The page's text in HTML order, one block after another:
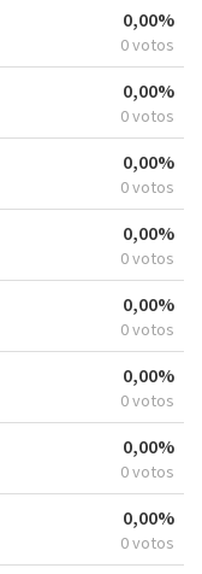
0,00%
0 votos
0,00%
0 votos
0,00%
0 votos
0,00%
0 votos
0,00%
0 votos
0,00%
0 votos
0,00%
0 votos
0,00%
0 votos